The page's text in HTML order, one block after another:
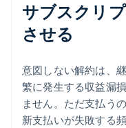
サブスクリ
させる
意図しない解約は、
繁に発生する収益漏
ません。ただ支払う
新支払いが失敗する